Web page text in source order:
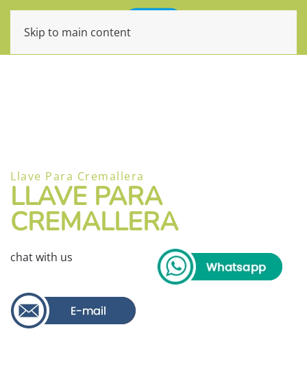
Skip to main content
Llave Para Cremallera
LLAVE PARA
CREMALLERA
chat with us